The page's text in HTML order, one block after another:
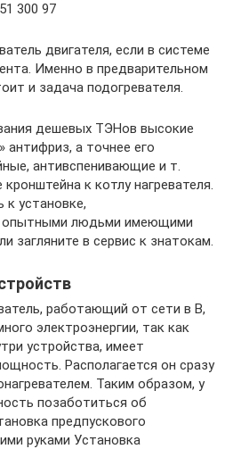
300 97
двигателя, если в системе
Именно в предварительном
и задача подогревателя.
дешевых ТЭНов высокие
антифриз, а точнее его
антивспенивающие и т.
к котлу нагревателя.
установке,
опытными людьми имеющими
загляните в сервис к знатокам.
работающий от сети в В,
электроэнергии, так как
устройства, имеет
Располагается он сразу
Таким образом, у
позаботиться об
предпускового
руками Установка